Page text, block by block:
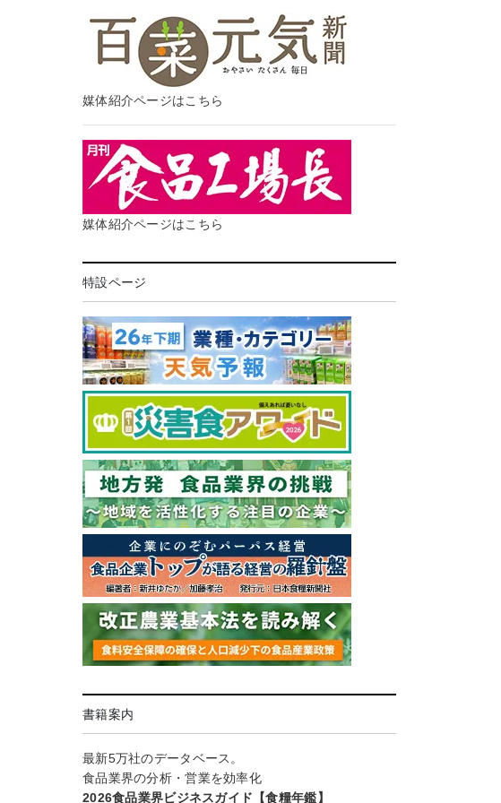
媒体紹介ページはこちら
媒体紹介ページはこちら
特設ページ
書籍案内
最新5万社のデータベース。
食品業界の分析・営業を効率化
2026食品業界ビジネスガイド【食糧年鑑】